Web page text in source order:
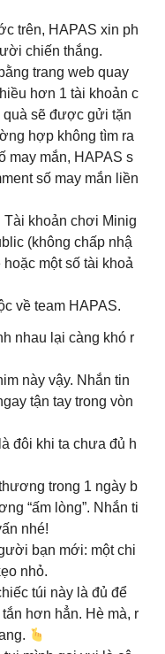
trên, HAPAS xin ph
chiến thắng.
trang web quay
hơn 1 tài khoản c
quà sẽ được gửi tặn
hợp không tìm ra
may mắn, HAPAS s
số may mắn liền
Tài khoản chơi Minig
(không chấp nhậ
một số tài khoả
về team HAPAS.
nhau lại càng khó r
này vậy. Nhắn tin
tận tay trong vòn
đôi khi ta chưa đủ h
trong 1 ngày b
“ấm lòng”. Nhắn ti
nhé!
bạn mới: một chi
nhỏ.
túi này là đủ để
hơn hẳn. Hè mà, r